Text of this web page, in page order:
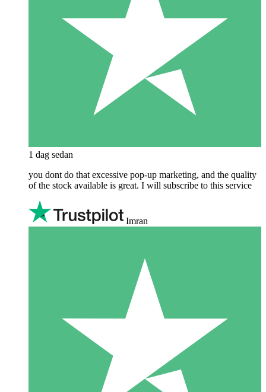
1 dag sedan
you dont do that excessive pop-up marketing, and the quality
of the stock available is great. I will subscribe to this service
Imran